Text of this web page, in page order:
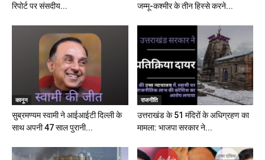
रिपोर्ट पर संसदीय...
जम्मू-कश्मीर के तीन हिस्से करने...
कानून
सुब्रमण्यम स्वामी ने आईआईटी दिल्ली के
साथ अपनी 47 साल पुरानी...
राजनीति
उत्तराखंड के 51 मंदिरों के अधिग्रहण का
मामला: भाजपा सरकार ने...